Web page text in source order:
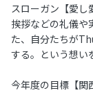
スローガン【愛し
挨拶などの礼儀や
た、自分たちが
する。という想い
今年度の目標【関